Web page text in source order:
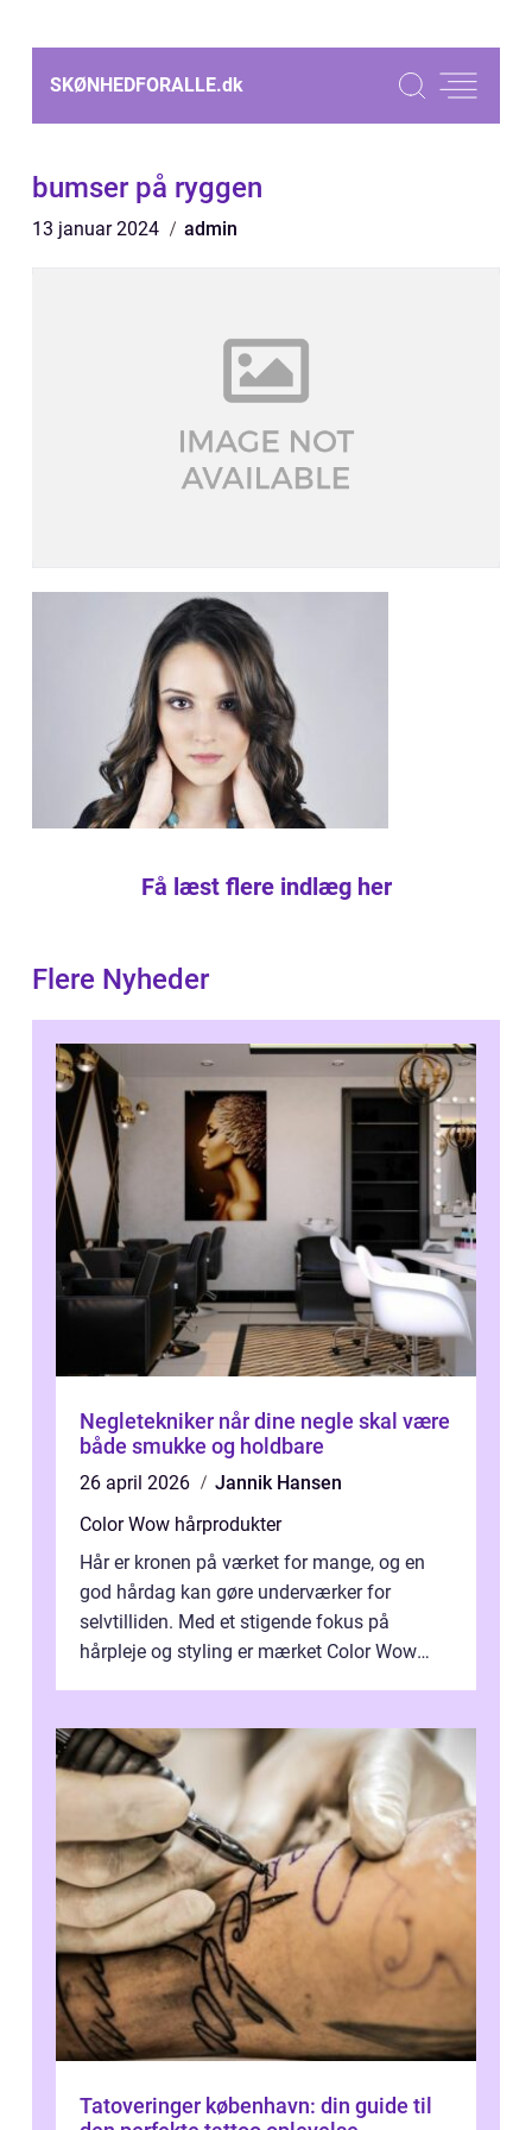
SKØNHEDFORALLE.dk
bumser på ryggen
13 januar 2024 admin
Få læst flere indlæg her
Flere Nyheder
Negletekniker når dine negle skal være
både smukke og holdbare
26 april 2026
Jannik Hansen
Color Wow hårprodukter
Hår er kronen på værket for mange, og en
god hårdag kan gøre underværker for
selvtilliden. Med et stigende fokus på
hårpleje og styling er mærket Color Wow
Tatoveringer københavn: din guide til